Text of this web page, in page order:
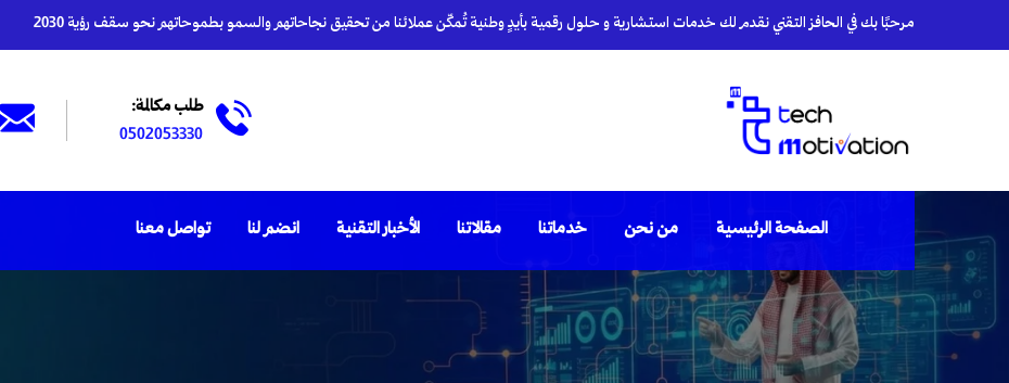
مرحبًا بك في الحافز التقني نقدم لك خدمات استشارية و حلول رقمية بأيدٍ وطنية تُمكّن عملائنا من تحقيق نجاحاتهم والسمو بطموحاتهم نحو سقف رؤية 2030
طلب مكالمة:
0502053330
الصفحة الرئيسية من نحن خدماتنا مقالاتنا الأخبار التقنية انضم لنا تواصل معنا